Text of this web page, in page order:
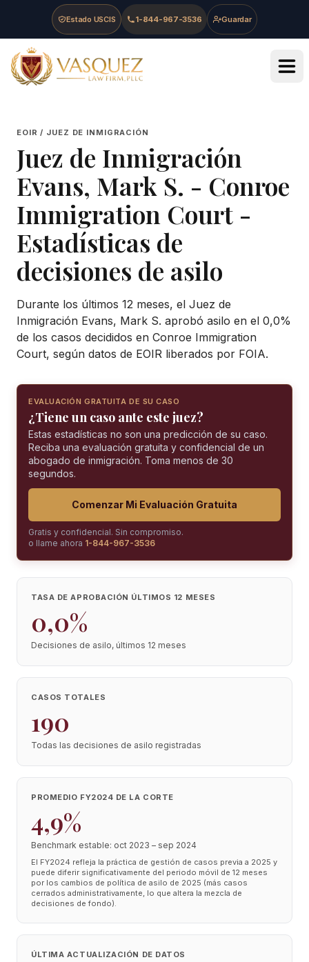
Skip to main content
Skip to navigation
Skip to footer
Estado USCIS 1-844-967-3536 Guardar
Vasquez Law Firm - Home
EOIR / JUEZ DE INMIGRACIÓN
Juez de Inmigración
Evans, Mark S. - Conroe
Immigration Court -
Estadísticas de
decisiones de asilo
Durante los últimos 12 meses, el Juez de
Inmigración Evans, Mark S. aprobó asilo en el 0,0%
de los casos decididos en Conroe Immigration
Court, según datos de EOIR liberados por FOIA.
EVALUACIÓN GRATUITA DE SU CASO
¿Tiene un caso ante este juez?
Estas estadísticas no son una predicción de su caso.
Reciba una evaluación gratuita y confidencial de un
abogado de inmigración. Toma menos de 30
segundos.
Comenzar Mi Evaluación Gratuita
Gratis y confidencial. Sin compromiso.
o llame ahora 1-844-967-3536
TASA DE APROBACIÓN ÚLTIMOS 12 MESES
0,0%
Decisiones de asilo, últimos 12 meses
CASOS TOTALES
190
Todas las decisiones de asilo registradas
PROMEDIO FY2024 DE LA CORTE
4,9%
Benchmark estable: oct 2023 – sep 2024
El FY2024 refleja la práctica de gestión de casos previa a 2025 y
puede diferir significativamente del periodo móvil de 12 meses
por los cambios de política de asilo de 2025 (más casos
cerrados administrativamente, lo que altera la mezcla de
decisiones de fondo).
ÚLTIMA ACTUALIZACIÓN DE DATOS